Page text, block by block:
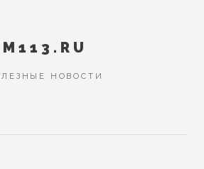
M113.RU
НОВОСТИ